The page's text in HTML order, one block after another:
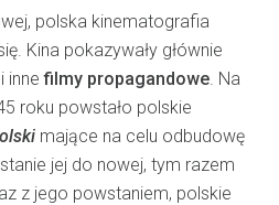
polska kinematografia
Kina pokazywały głównie
i innefilmy propagandowe. Na
roku powstało polskie
mające na celu odbudowę
jej do nowej, tym razem
z jego powstaniem, polskie